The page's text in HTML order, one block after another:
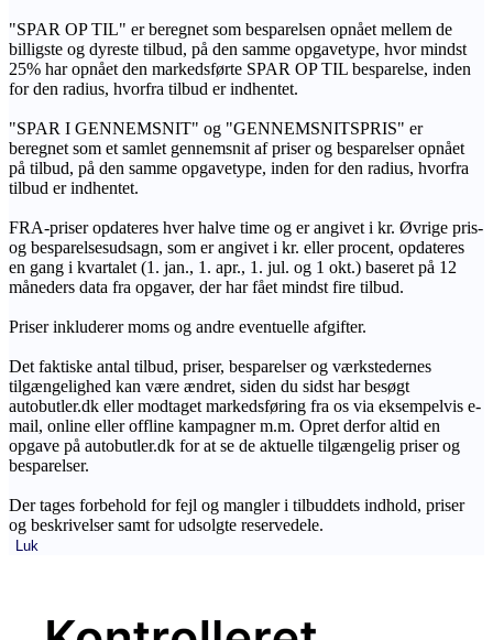
"SPAR OP TIL" er beregnet som besparelsen opnået mellem de
billigste og dyreste tilbud, på den samme opgavetype, hvor mindst
25% har opnået den markedsførte SPAR OP TIL besparelse, inden
for den radius, hvorfra tilbud er indhentet.
"SPAR I GENNEMSNIT" og "GENNEMSNITSPRIS" er
beregnet som et samlet gennemsnit af priser og besparelser opnået
på tilbud, på den samme opgavetype, inden for den radius, hvorfra
tilbud er indhentet.
FRA-priser opdateres hver halve time og er angivet i kr. Øvrige pris-
og besparelsesudsagn, som er angivet i kr. eller procent, opdateres
en gang i kvartalet (1. jan., 1. apr., 1. jul. og 1 okt.) baseret på 12
måneders data fra opgaver, der har fået mindst fire tilbud.
Priser inkluderer moms og andre eventuelle afgifter.
Det faktiske antal tilbud, priser, besparelser og værkstedernes
tilgængelighed kan være ændret, siden du sidst har besøgt
autobutler.dk eller modtaget markedsføring fra os via eksempelvis e-
mail, online eller offline kampagner m.m. Opret derfor altid en
opgave på autobutler.dk for at se de aktuelle tilgængelig priser og
besparelser.
Der tages forbehold for fejl og mangler i tilbuddets indhold, priser
og beskrivelser samt for udsolgte reservedele.
Luk